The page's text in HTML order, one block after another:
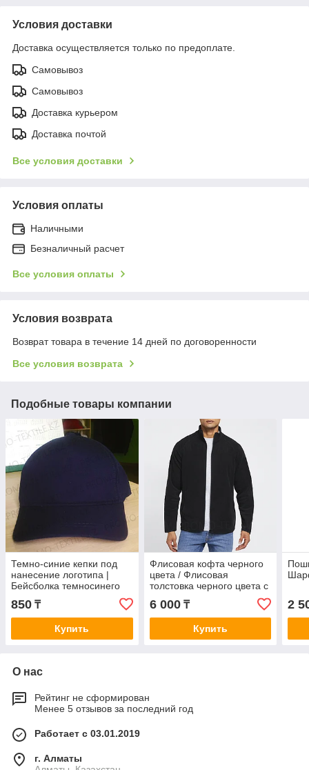
Условия доставки
Доставка осуществляется только по предоплате.
Самовывоз
Самовывоз
Доставка курьером
Доставка почтой
Все условия доставки
Условия оплаты
Наличными
Безналичный расчет
Все условия оплаты
Условия возврата
Возврат товара в течение 14 дней по договоренности
Все условия возврата
Подобные товары компании
Темно-синие кепки под
нанесение логотипа |
Бейсболка темносинего
850 ₸
Купить
Флисовая кофта черного
цвета / Флисовая
толстовка черного цвета с
6 000₸
Купить
2
О нас
Рейтинг не сформирован
Менее 5 отзывов за последний год
Работает с 03.01.2019
г. Алматы